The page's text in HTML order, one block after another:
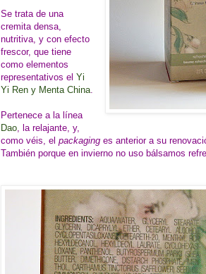
Se trata de una
cremita densa,
nutritiva, y con efecto
frescor, que tiene
como elementos
representativos el Yi
Yi Ren y Menta China.
Pertenece a la línea
Dao, la relajante, y,
como véis, el packaging es anterior a su
También porque en invierno no uso bálsamos